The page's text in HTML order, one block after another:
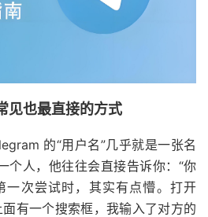
见也最直接的方式
的“用户名”几乎就是一张名
个人，他往往会直接告诉你：“你
一次尝试时，其实有点懵。打开
有一个搜索框，我输入了对方的